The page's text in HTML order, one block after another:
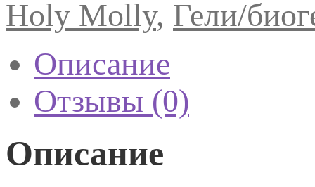
5ml
Holy Molly, Гели/
Описание
Отзывы (0)
Описание